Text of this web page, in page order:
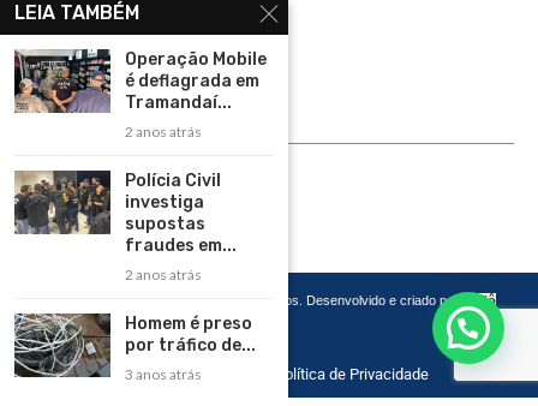
Contato
Política de Privacidade
Rádio Maristela - Ao Vivo
ASSINE
Copyright 2026 – Todos os Direitos Reservados. Desenvolvido e criado por
Cadô
Agência de Marketing
Home Contato Política de Privacidade
LEIA TAMBÉM
Operação Mobile
é deflagrada em
Tramandaí...
2 anos atrás
Polícia Civil
investiga
supostas
fraudes em...
2 anos atrás
Homem é preso
por tráfico de...
3 anos atrás